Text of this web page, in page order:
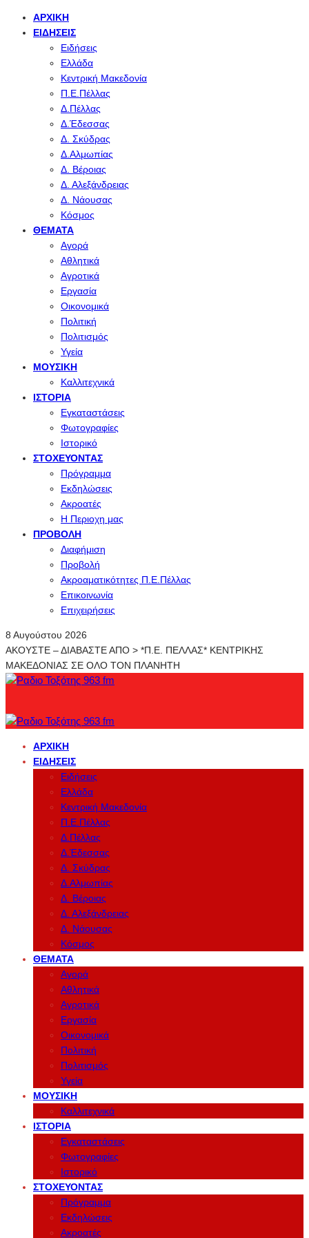
ΑΡΧΙΚΉ
ΕΙΔΉΣΕΙΣ
Ειδήσεις
Ελλάδα
Κεντρική Μακεδονία
Π.Ε.Πέλλας
Δ.Πέλλας
Δ.Έδεσσας
Δ. Σκύδρας
Δ.Αλμωπίας
Δ. Βέροιας
Δ. Αλεξάνδρειας
Δ. Νάουσας
Κόσμος
ΘΈΜΑΤΑ
Αγορά
Αθλητικά
Αγροτικά
Εργασία
Οικονομικά
Πολιτική
Πολιτισμός
Υγεία
ΜΟΥΣΙΚΉ
Καλλιτεχνικά
ΙΣΤΟΡΊΑ
Εγκαταστάσεις
Φωτογραφίες
Ιστορικό
ΣΤΟΧΕΎΟΝΤΑΣ
Πρόγραμμα
Εκδηλώσεις
Ακροατές
Η Περιοχη μας
ΠΡΟΒΟΛΉ
Διαφήμιση
Προβολή
Ακροαματικότητες Π.Ε.Πέλλας
Επικοινωνία
Επιχειρήσεις
8 Αυγούστου 2026
ΑΚΟΥΣΤΕ – ΔΙΑΒΑΣΤΕ ΑΠΟ > *Π.Ε. ΠΕΛΛΑΣ* ΚΕΝΤΡΙΚΗΣ
ΜΑΚΕΔΟΝΙΑΣ ΣΕ ΟΛΟ ΤΟΝ ΠΛΑΝΗΤΗ
ΑΡΧΙΚΉ
ΕΙΔΉΣΕΙΣ
Ειδήσεις
Ελλάδα
Κεντρική Μακεδονία
Π.Ε.Πέλλας
Δ.Πέλλας
Δ.Έδεσσας
Δ. Σκύδρας
Δ.Αλμωπίας
Δ. Βέροιας
Δ. Αλεξάνδρειας
Δ. Νάουσας
Κόσμος
ΘΈΜΑΤΑ
Αγορά
Αθλητικά
Αγροτικά
Εργασία
Οικονομικά
Πολιτική
Πολιτισμός
Υγεία
ΜΟΥΣΙΚΉ
Καλλιτεχνικά
ΙΣΤΟΡΊΑ
Εγκαταστάσεις
Φωτογραφίες
Ιστορικό
ΣΤΟΧΕΎΟΝΤΑΣ
Πρόγραμμα
Εκδηλώσεις
Ακροατές